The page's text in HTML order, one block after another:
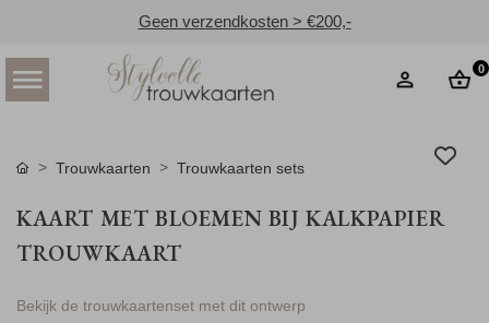
Geen verzendkosten > €200,-
0
Trouwkaarten Trouwkaarten sets
KAART MET BLOEMEN BIJ KALKPAPIER
TROUWKAART
Bekijk de trouwkaartenset met dit ontwerp